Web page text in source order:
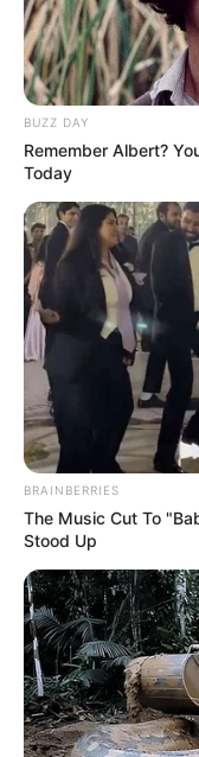
Gina Carano
All Along
BRAINBERRIES
How Did They Get
BRAINBERRIES
BUZZ DAY
Remember Albert?
Today
BRAINBERRIES
The Music Cut To
Stood Up